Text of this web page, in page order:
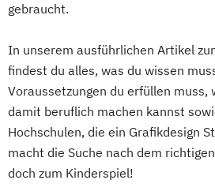
gebraucht.
In unserem ausführlichen Artikel
findest du alles, was du wissen
Voraussetzungen du erfüllen muss,
damit beruflich machen kannst
Hochschulen, die ein Grafikdesign
macht die Suche nach dem
doch zum Kinderspiel!